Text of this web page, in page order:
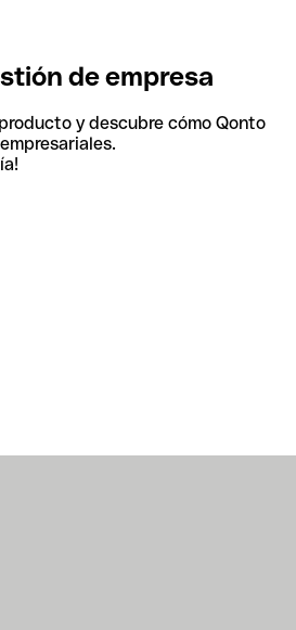
de empresa
y descubre cómo Qonto